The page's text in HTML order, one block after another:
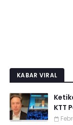
KABAR VIRAL
KTT